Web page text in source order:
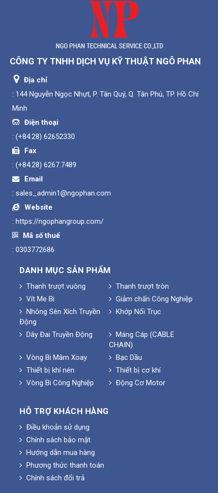
CÔNG TY TNHH DỊCH VỤ KỸ THUẬT NGÔ PHAN
Địa chỉ
: 144 Nguyễn Ngọc Nhựt, P. Tân Quý, Q. Tân Phú, TP. Hồ Chí
Minh
Điện thoại
: (+84.28) 62652330
Fax
: (+84.28) 6267.7489
Email
: sales_admin1@ngophan.com
Website
: https://ngophangroup.com/
Mã số thuế
: 0303772686
DANH MỤC SẢN PHẨM
Thanh trượt vuông
Thanh trượt tròn
Vít Me Bi
Giảm chấn Công Nghiệp
Nhông Sên Xích Truyền
Động
Khớp Nối Trục
Dây Đai Truyền Động
Máng Cáp (CABLE
CHAIN)
Vòng Bi Mâm Xoay
Bạc Dầu
Thiết bị khí nén
Thiết bị cơ khí
Vòng Bi Công Nghiệp
Động Cơ Motor
HỖ TRỢ KHÁCH HÀNG
Điều khoản sử dụng
Chính sách bảo mật
Hướng dẫn mua hàng
Phương thức thanh toán
Chính sách đổi trả